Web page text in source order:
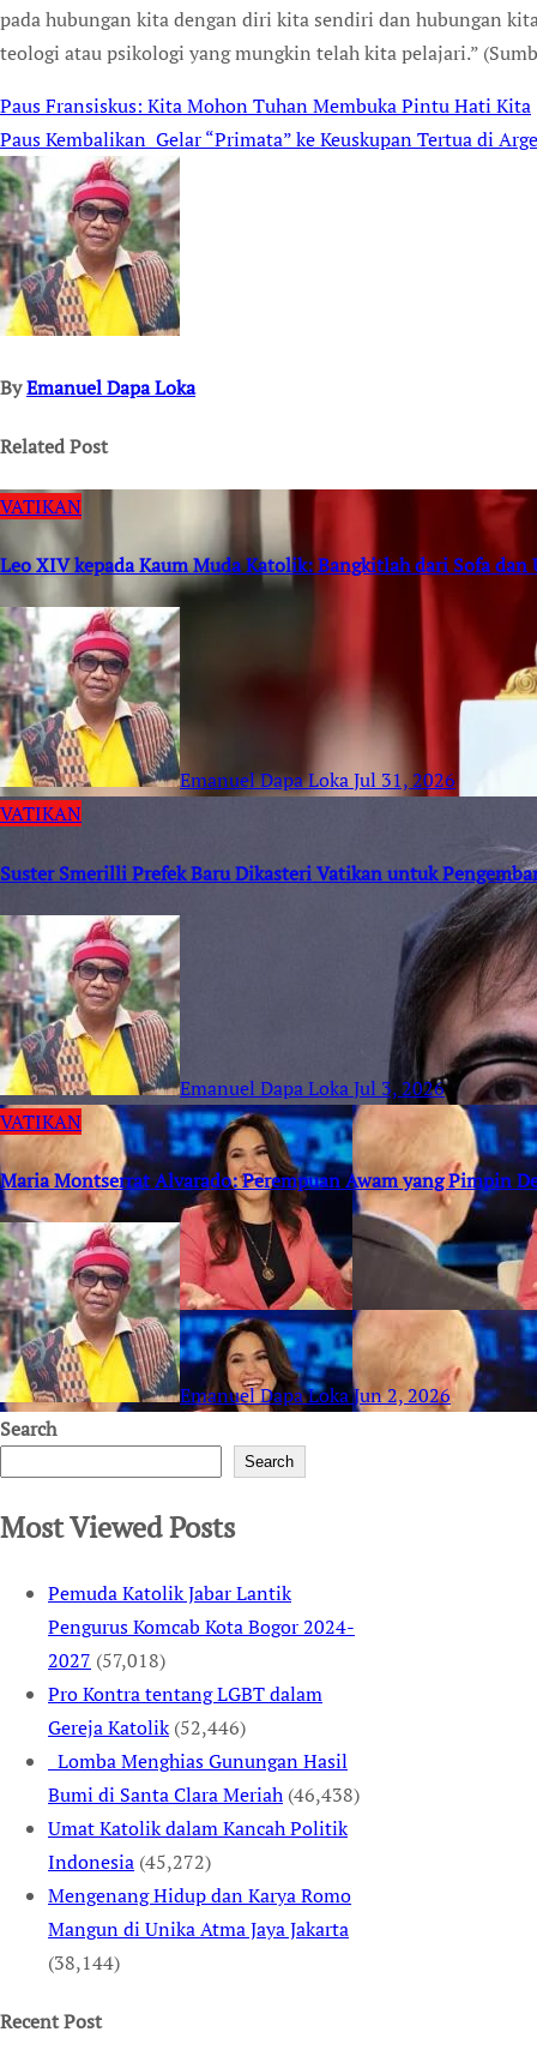
pada hubungan kita dengan diri kita sendiri dan hubungan
teologi atau psikologi yang mungkin telah kita pelajari.”
Post
navigation
Paus Fransiskus: Kita Mohon Tuhan Membuka Pintu Hati Kita
Paus Kembalikan Gelar “Primata” ke Keuskupan Tertua di
ByEmanuel Dapa Loka
Related Post
VATIKAN
Leo XIV kepada Kaum Muda Katolik: Bangkitlah dari Sofa dan
Emanuel Dapa LokaJul 31, 2026
VATIKAN
Suster Smerilli Prefek Baru Dikasteri Vatikan untuk
Emanuel Dapa LokaJul 3, 2026
VATIKAN
Maria Montserrat Alvarado: Perempuan Awam yang Pimpin
Emanuel Dapa LokaJun 2, 2026
Search
Search
Most Viewed Posts
Pemuda Katolik Jabar Lantik
Pengurus Komcab Kota Bogor 2024-
2027 (57,018)
Pro Kontra tentang LGBT dalam
Gereja Katolik (52,446)
Lomba Menghias Gunungan Hasil
Bumi di Santa Clara Meriah (46,438)
Umat Katolik dalam Kancah Politik
Indonesia (45,272)
Mengenang Hidup dan Karya Romo
Mangun di Unika Atma Jaya Jakarta
(38,144)
Recent Post